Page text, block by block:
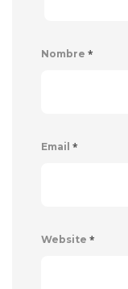
Nombre *
Email *
Website *